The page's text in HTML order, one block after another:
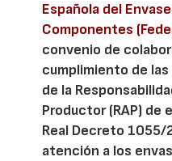
Española del
Componentes
convenio de
cumplimiento de
de la
Productor (RAP) de
Real Decreto
atención a los